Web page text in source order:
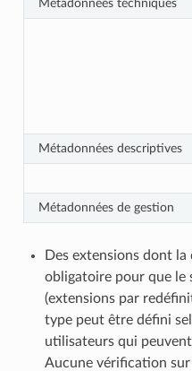
Métadonnées techniques
Métadonnées descriptives
Métadonnées de gestion
Des extensions dont la
obligatoire pour que le
(extensions par
type peut être défini
utilisateurs qui
Aucune vérification